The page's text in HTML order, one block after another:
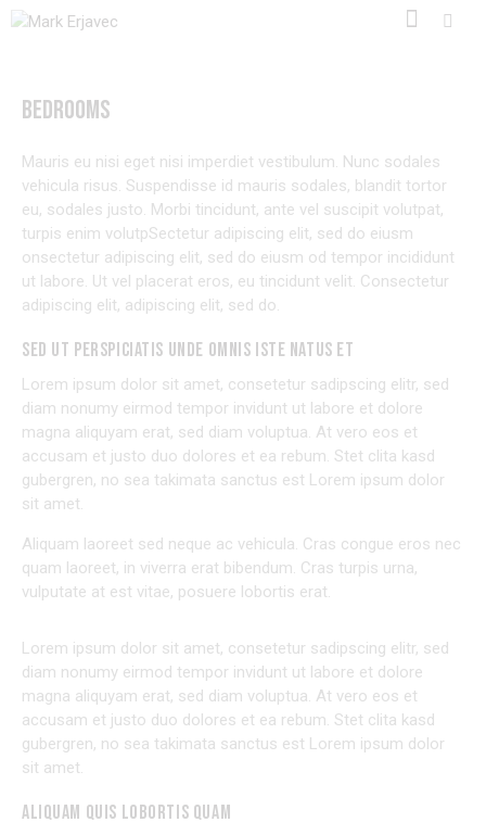
BEDROOMS
Mauris eu nisi eget nisi imperdiet vestibulum. Nunc sodales
vehicula risus. Suspendisse id mauris sodales, blandit tortor
eu, sodales justo. Morbi tincidunt, ante vel suscipit volutpat,
turpis enim volutpSectetur adipiscing elit, sed do eiusm
onsectetur adipiscing elit, sed do eiusm od tempor incididunt
ut labore. Ut vel placerat eros, eu tincidunt velit. Consectetur
adipiscing elit, adipiscing elit, sed do.
SED UT PERSPICIATIS UNDE OMNIS ISTE NATUS ET
Lorem ipsum dolor sit amet, consetetur sadipscing elitr, sed
diam nonumy eirmod tempor invidunt ut labore et dolore
magna aliquyam erat, sed diam voluptua. At vero eos et
accusam et justo duo dolores et ea rebum. Stet clita kasd
gubergren, no sea takimata sanctus est Lorem ipsum dolor
sit amet.
Aliquam laoreet sed neque ac vehicula. Cras congue eros nec
quam laoreet, in viverra erat bibendum. Cras turpis urna,
vulputate at est vitae, posuere lobortis erat.
Lorem ipsum dolor sit amet, consetetur sadipscing elitr, sed
diam nonumy eirmod tempor invidunt ut labore et dolore
magna aliquyam erat, sed diam voluptua. At vero eos et
accusam et justo duo dolores et ea rebum. Stet clita kasd
gubergren, no sea takimata sanctus est Lorem ipsum dolor
sit amet.
ALIQUAM QUIS LOBORTIS QUAM